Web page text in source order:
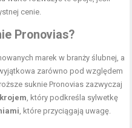
cenie.
Pronovias?
marek w branży ślubnej, a
zarówno pod względem
suknie Pronovias zazwyczaj
, który podkreśla sylwetkę
, które przyciągają uwagę.